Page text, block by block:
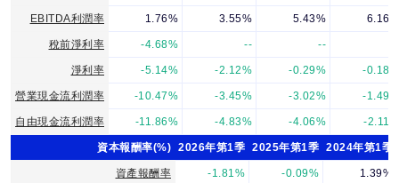
EBITDA利潤率 1.76% 3.55% 5.43% 6.16%
稅前淨利率 -4.68% -- --
淨利率 -5.14% -2.12% -0.29% -0.18%
營業現金流利潤率 -10.47% -3.45% -3.02% -1.49%
自由現金流利潤率 -11.86% -4.83% -4.06% -2.11%
資本報酬率(%) 2026年第1季 2025年第1季 2024年第1季
資產報酬率 -1.81% -0.09% 1.39%